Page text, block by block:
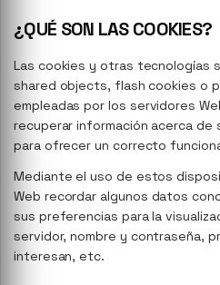
¿QUÉ SON LAS COOKIES?
Las cookies y otras tecnologías
shared objects, flash cookies o
empleadas por los servidores
recuperar información acerca de
para ofrecer un correcto
Mediante el uso de estos
Web recordar algunos datos
sus preferencias para la
servidor, nombre y contraseña,
interesan, etc.